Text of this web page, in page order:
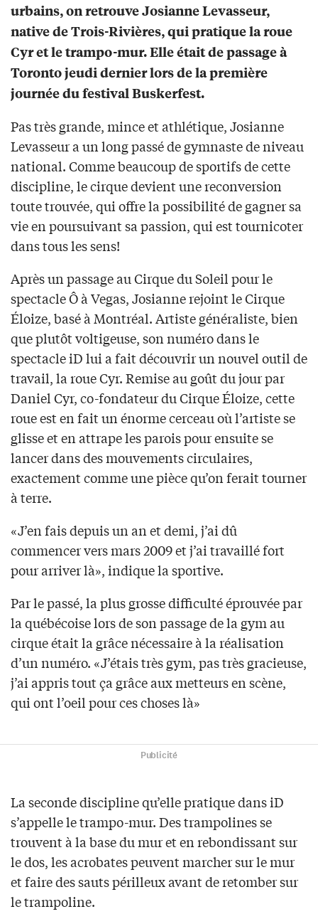
urbains, on retrouve Josianne Levasseur,
native de Trois-Rivières, qui pratique la roue
Cyr et le trampo-mur. Elle était de passage à
Toronto jeudi dernier lors de la première
journée du festival Buskerfest.
Pas très grande, mince et athlétique, Josianne
Levasseur a un long passé de gymnaste de niveau
national. Comme beaucoup de sportifs de cette
discipline, le cirque devient une reconversion
toute trouvée, qui offre la possibilité de gagner sa
vie en poursuivant sa passion, qui est tournicoter
dans tous les sens!
Après un passage au Cirque du Soleil pour le
spectacle Ô à Vegas, Josianne rejoint le Cirque
Éloize, basé à Montréal. Artiste généraliste, bien
que plutôt voltigeuse, son numéro dans le
spectacle iD lui a fait découvrir un nouvel outil de
travail, la roue Cyr. Remise au goût du jour par
Daniel Cyr, co-fondateur du Cirque Éloize, cette
roue est en fait un énorme cerceau où l’artiste se
glisse et en attrape les parois pour ensuite se
lancer dans des mouvements circulaires,
exactement comme une pièce qu’on ferait tourner
à terre.
«J’en fais depuis un an et demi, j’ai dû
commencer vers mars 2009 et j’ai travaillé fort
pour arriver là», indique la sportive.
Par le passé, la plus grosse difficulté éprouvée par
la québécoise lors de son passage de la gym au
cirque était la grâce nécessaire à la réalisation
d’un numéro. «J’étais très gym, pas très gracieuse,
j’ai appris tout ça grâce aux metteurs en scène,
qui ont l’oeil pour ces choses là»
Publicité
La seconde discipline qu’elle pratique dans iD
s’appelle le trampo-mur. Des trampolines se
trouvent à la base du mur et en rebondissant sur
le dos, les acrobates peuvent marcher sur le mur
et faire des sauts périlleux avant de retomber sur
le trampoline.